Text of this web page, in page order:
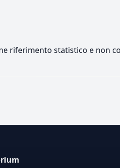
riferimento statistico e non